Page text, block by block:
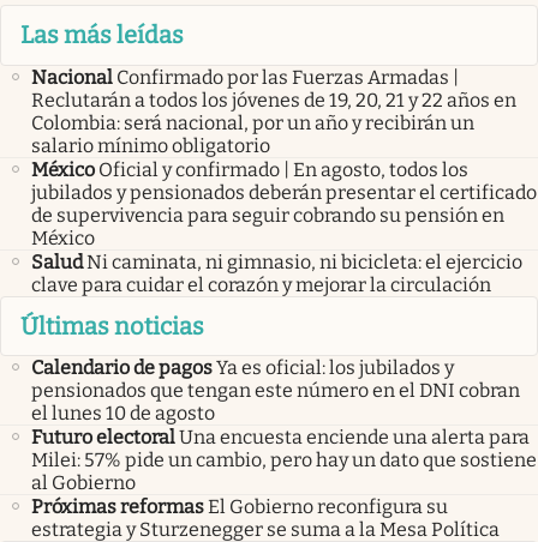
Las más leídas
Nacional Confirmado por las Fuerzas Armadas |
Reclutarán a todos los jóvenes de 19, 20, 21 y 22 años en
Colombia: será nacional, por un año y recibirán un
salario mínimo obligatorio
México Oficial y confirmado | En agosto, todos los
jubilados y pensionados deberán presentar el certificado
de supervivencia para seguir cobrando su pensión en
México
SaludNi caminata, ni gimnasio, ni bicicleta: el ejercicio
clave para cuidar el corazón y mejorar la circulación
Últimas noticias
Calendario de pagosYa es oficial: los jubilados y
pensionados que tengan este número en el DNI cobran
el lunes 10 de agosto
Futuro electoralUna encuesta enciende una alerta para
Milei: 57% pide un cambio, pero hay un dato que sostiene
al Gobierno
Próximas reformasEl Gobierno reconfigura su
estrategia y Sturzenegger se suma a la Mesa Política